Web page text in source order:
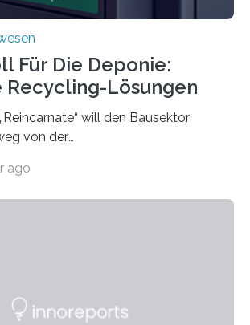
Für Die Deponie:
Recycling-Lösungen
will den Bausektor
von der
Bei dem schwedischen
sind, neue Baustoffe kreiert werden.
ago